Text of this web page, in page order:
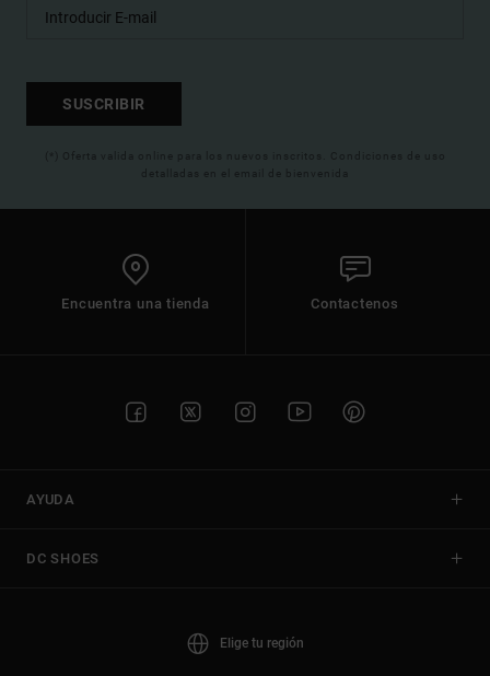
SUSCRIBIR
(*) Oferta valida online para los nuevos inscritos. Condiciones de uso
detalladas en el email de bienvenida
Encuentra una tienda Contactenos
AYUDA
DC SHOES
Elige tu región